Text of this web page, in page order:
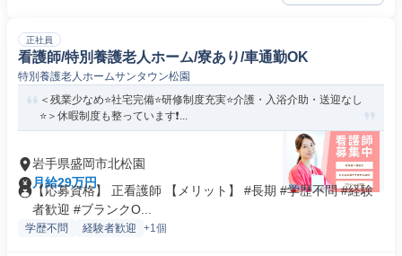
正社員
看護師/特別養護老人ホーム/寮あり/車通勤OK
特別養護老人ホームサンタウン松園
＜残業少なめ⭐社宅完備⭐研修制度充実⭐介護・入浴介助・送迎なし
⭐＞休暇制度も整っています❗...
岩手県盛岡市北松園
月給29万円
【応募資格】 正看護師 【メリット】 #長期 #学歴不問 #経験
者歓迎 #ブランクO...
学歴不問 経験者歓迎 +1個